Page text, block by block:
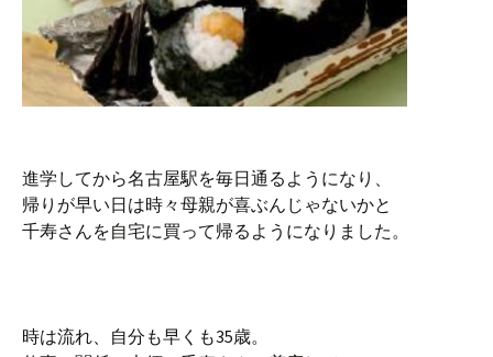
進学してから名古屋駅を毎日通るようになり、
帰りが早い日は時々母親が喜ぶんじゃないかと
千寿さんを自宅に買って帰るようになりました。
時は流れ、自分も早くも35歳。